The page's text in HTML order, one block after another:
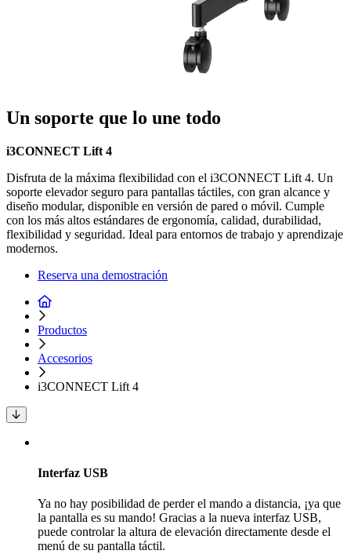
Un soporte que lo une todo
i3CONNECT Lift 4
Disfruta de la máxima flexibilidad con el i3CONNECT Lift 4. Un
soporte elevador seguro para pantallas táctiles, con gran alcance y
diseño modular, disponible en versión de pared o móvil. Cumple
con los más altos estándares de ergonomía, calidad, durabilidad,
flexibilidad y seguridad. Ideal para entornos de trabajo y aprendizaje
modernos.
Reserva una demostración
Productos
Accesorios
i3CONNECT Lift 4
Interfaz USB
Ya no hay posibilidad de perder el mando a distancia, ¡ya que
la pantalla es su mando! Gracias a la nueva interfaz USB,
puede controlar la altura de elevación directamente desde el
menú de su pantalla táctil.